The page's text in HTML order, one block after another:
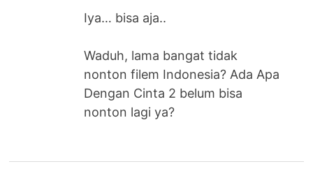
Iya… bisa aja..
Waduh, lama bangat tidak
nonton filem Indonesia? Ada Apa
Dengan Cinta 2 belum bisa
nonton lagi ya?